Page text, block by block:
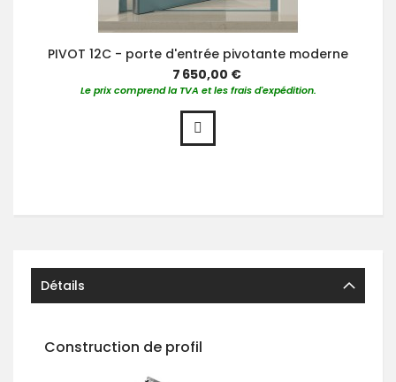
PIVOT 12C - porte d'entrée pivotante moderne
7 650,00 €
Le prix comprend la TVA et les frais d'expédition.
Détails